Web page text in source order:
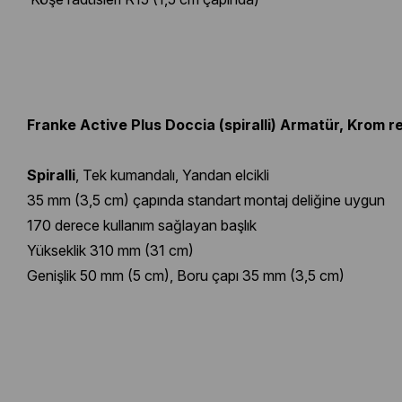
Franke Active Plus Doccia (spiralli) Armatür, Krom
Spiralli, Tek kumandalı, Yandan elcikli
35 mm (3,5 cm) çapında standart montaj deliğine uygun
170 derece kullanım sağlayan başlık
Yükseklik 310 mm (31 cm)
Genişlik 50 mm (5 cm), Boru çapı 35 mm (3,5 cm)